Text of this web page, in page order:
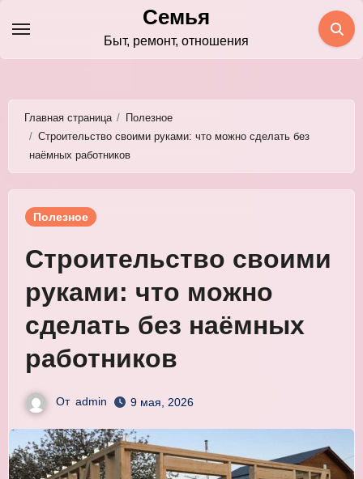
содержимому
Семья
Быт, ремонт, отношения
Главная страница
Полезное
Строительство своими руками: что можно сделать без
наёмных работников
Полезное
Строительство своими
руками: что можно
сделать без наёмных
работников
От admin 9 мая, 2026